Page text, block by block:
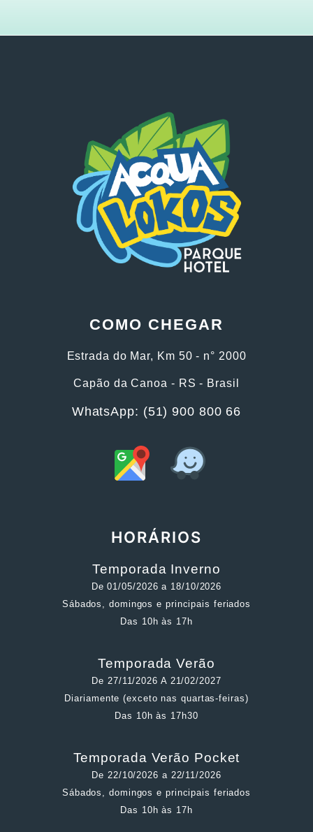
COMO CHEGAR
Estrada do Mar, Km 50 - n° 2000
Capão da Canoa - RS - Brasil
WhatsApp: (51) 900 800 66
HORÁRIOS
Temporada Inverno
De 01/05/2026 a 18/10/2026
Sábados, domingos e principais feriados
Das 10h às 17h
Temporada Verão
De 27/11/2026 A 21/02/2027
Diariamente (exceto nas quartas-feiras)
Das 10h às 17h30
Temporada Verão Pocket
De 22/10/2026 a 22/11/2026
Sábados, domingos e principais feriados
Das 10h às 17h